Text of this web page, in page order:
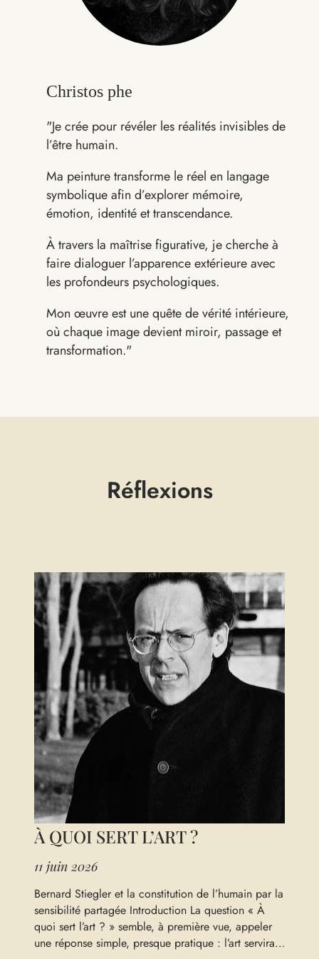
Christos phe
"Je crée pour révéler les réalités invisibles de
l’être humain.
Ma peinture transforme le réel en langage
symbolique afin d’explorer mémoire,
émotion, identité et transcendance.
À travers la maîtrise figurative, je cherche à
faire dialoguer l’apparence extérieure avec
les profondeurs psychologiques.
Mon œuvre est une quête de vérité intérieure,
où chaque image devient miroir, passage et
transformation."
Réflexions
À QUOI SERT L’ART ?
11 juin 2026
Bernard Stiegler et la constitution de l’humain par la
sensibilité partagée Introduction La question « À
quoi sert l’art ? » semble, à première vue, appeler
une réponse simple, presque pratique : l’art servirait